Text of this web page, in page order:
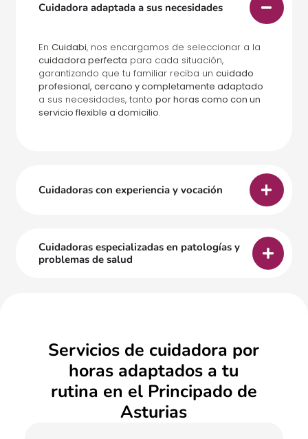
Cuidadora adaptada a sus necesidades
En Cuidabi, nos encargamos de seleccionar a la
cuidadora perfecta para cada situación,
garantizando que tu familiar reciba un cuidado
profesional, cercano y completamente adaptado
a sus necesidades, tanto por horas como con un
servicio flexible a domicilio.
Cuidadoras con experiencia y vocación
Cuidadoras especializadas en patologías y
problemas de salud
Servicios de cuidadora por
horas adaptados a tu
rutina en el Principado de
Asturias